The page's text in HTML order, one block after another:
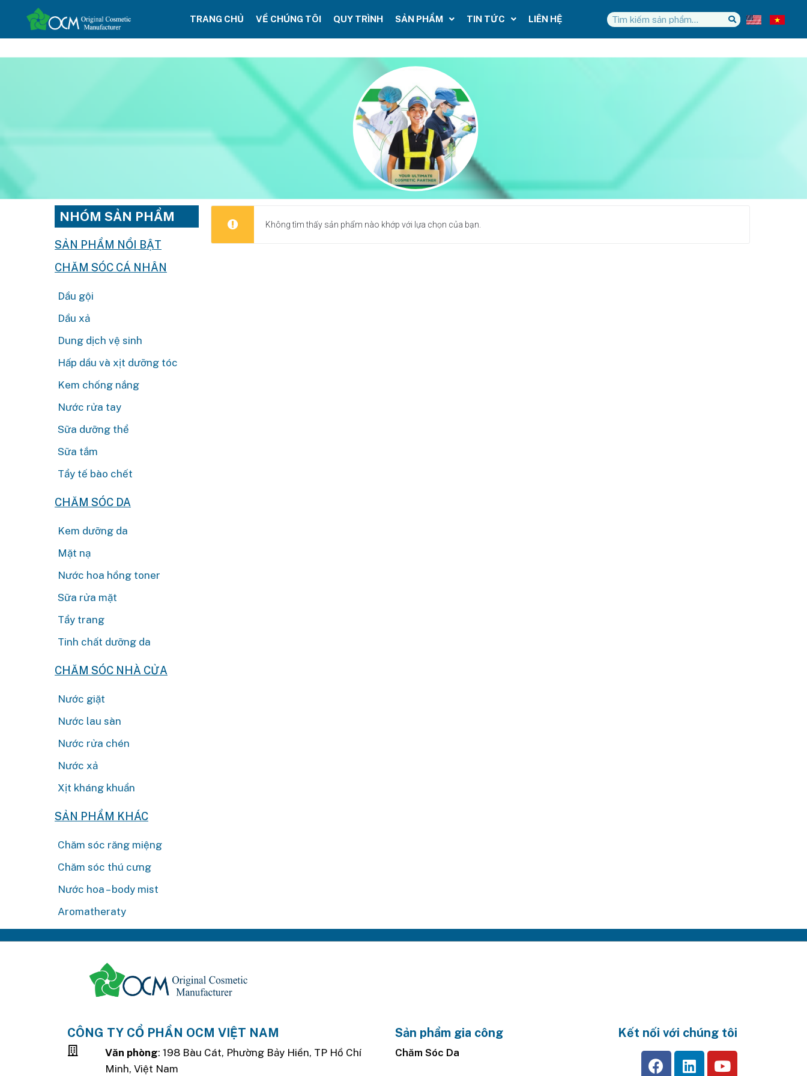
TRANG CHỦ VỀ CHÚNG TÔI QUY TRÌNH SẢN PHẨM TIN TỨC LIÊN HỆ
NHÓM SẢN PHẨM
SẢN PHẨM NỔI BẬT
CHĂM SÓC CÁ NHÂN
Dầu gội
Dầu xả
Dung dịch vệ sinh
Hấp dầu và xịt dưỡng tóc
Kem chống nắng
Nước rửa tay
Sữa dưỡng thể
Sữa tắm
Tẩy tế bào chết
CHĂM SÓC DA
Kem dưỡng da
Mặt nạ
Nước hoa hồng toner
Sữa rửa mặt
Tẩy trang
Tinh chất dưỡng da
CHĂM SÓC NHÀ CỬA
Nước giặt
Nước lau sàn
Nước rửa chén
Nước xả
Xịt kháng khuẩn
SẢN PHẨM KHÁC
Chăm sóc răng miệng
Chăm sóc thú cưng
Nước hoa – body mist
Aromatheraty
Không tìm thấy sản phẩm nào khớp với lựa chọn của bạn.
CÔNG TY CỔ PHẦN OCM VIỆT NAM
Văn phòng: 198 Bàu Cát, Phường Bảy Hiền, TP Hồ Chí
Minh, Việt Nam
Sản phẩm gia công
Chăm Sóc Da
Kết nối với chúng tôi